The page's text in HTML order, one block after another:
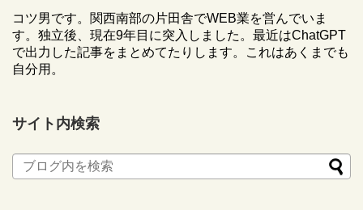
コツ男です。関西南部の片田舎でWEB業を営んでいま
す。独立後、現在9年目に突入しました。最近はChatGPT
で出力した記事をまとめてたりします。これはあくまでも
自分用。
サイト内検索